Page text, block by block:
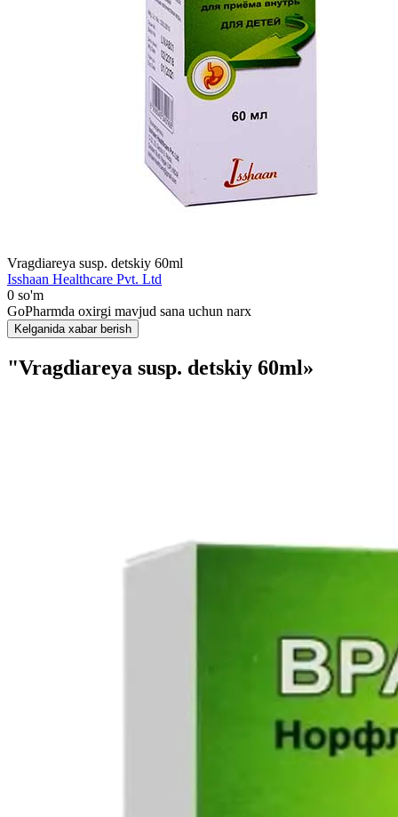
Vragdiareya susp. detskiy 60ml
Isshaan Healthcare Pvt. Ltd
0 so'm
GoPharmda oxirgi mavjud sana uchun narx
Kelganida xabar berish
"Vragdiareya susp. detskiy 60ml»